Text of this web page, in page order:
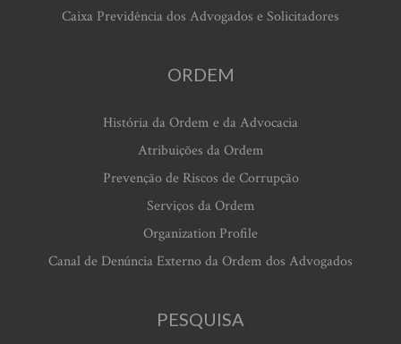
Caixa Previdência dos Advogados e Solicitadores
ORDEM
História da Ordem e da Advocacia
Atribuições da Ordem
Prevenção de Riscos de Corrupção
Serviços da Ordem
Organization Profile
Canal de Denúncia Externo da Ordem dos Advogados
PESQUISA